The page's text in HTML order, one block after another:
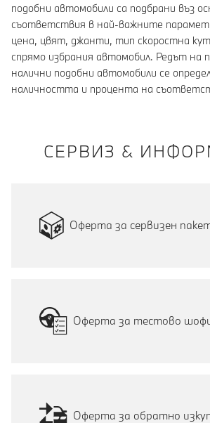
подобни автомобили са подбрани въз
съответствия в най-важните
цена, цвят, джанти, тип скоростна
спрямо избрания автомобил. Редът на
налични подобни автомобили се
наличността и процента на
СЕРВИЗ &
Оферта за сервизен
Оферта за тестово
Оферта за обратно